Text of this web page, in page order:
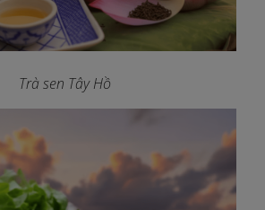
Trà sen Tây Hồ